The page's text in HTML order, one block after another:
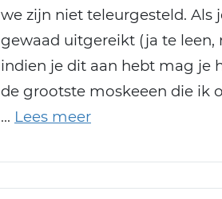
we zijn niet teleurgesteld.
gewaad uitgereikt (ja te leen,
indien je dit aan hebt mag je
de grootste moskeeen die ik